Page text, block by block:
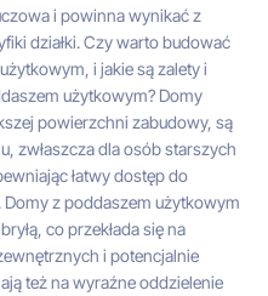
i powinna wynikać z
działki. Czy warto budować
i jakie są zalety i
użytkowym? Domy
powierzchni zabudowy, są
zwłaszcza dla osób starszych
łatwy dostęp do
z poddaszem użytkowym
co przekłada się na
i potencjalnie
też na wyraźne oddzielenie